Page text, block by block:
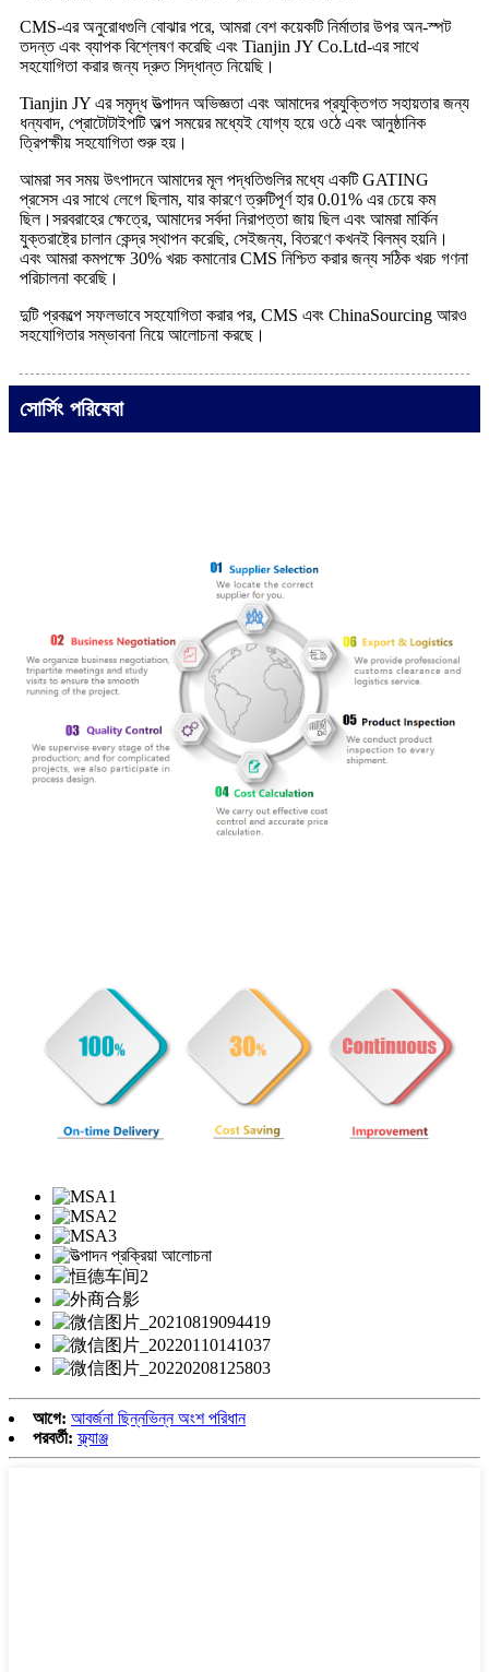
CMS-এর অনুরোধগুলি বোঝার পরে, আমরা বেশ কয়েকটি নির্মাতার উপর অন-স্পট
তদন্ত এবং ব্যাপক বিশ্লেষণ করেছি এবং Tianjin JY Co.Ltd-এর সাথে
সহযোগিতা করার জন্য দ্রুত সিদ্ধান্ত নিয়েছি।
Tianjin JY এর সমৃদ্ধ উত্পাদন অভিজ্ঞতা এবং আমাদের প্রযুক্তিগত সহায়তার জন্য
ধন্যবাদ, প্রোটোটাইপটি অল্প সময়ের মধ্যেই যোগ্য হয়ে ওঠে এবং আনুষ্ঠানিক
ত্রিপক্ষীয় সহযোগিতা শুরু হয়।
আমরা সব সময় উৎপাদনে আমাদের মূল পদ্ধতিগুলির মধ্যে একটি GATING
প্রসেস এর সাথে লেগে ছিলাম, যার কারণে ত্রুটিপূর্ণ হার 0.01% এর চেয়ে কম
ছিল।সরবরাহের ক্ষেত্রে, আমাদের সর্বদা নিরাপত্তা জায় ছিল এবং আমরা মার্কিন
যুক্তরাষ্ট্রে চালান কেন্দ্র স্থাপন করেছি, সেইজন্য, বিতরণে কখনই বিলম্ব হয়নি।
এবং আমরা কমপক্ষে 30% খরচ কমানোর CMS নিশ্চিত করার জন্য সঠিক খরচ গণনা
পরিচালনা করেছি।
দুটি প্রকল্পে সফলভাবে সহযোগিতা করার পর, CMS এবং ChinaSourcing আরও
সহযোগিতার সম্ভাবনা নিয়ে আলোচনা করছে।
সোর্সিং পরিষেবা
আগে: আবর্জনা ছিন্নভিন্ন অংশ পরিধান
পরবর্তী: ফ্ল্যাঞ্জ